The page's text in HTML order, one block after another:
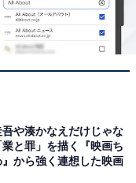
できる。
や湊かなえだけじゃな
業と罪」を描く『映画ち
』から強く連想した映画